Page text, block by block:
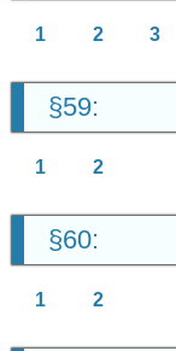
1 2 3
§59:
1 2
§60:
1 2